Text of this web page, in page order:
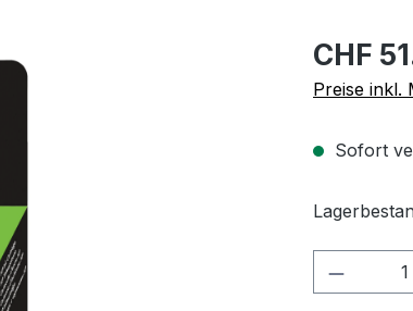
CHF
Preise inkl.
Sofort